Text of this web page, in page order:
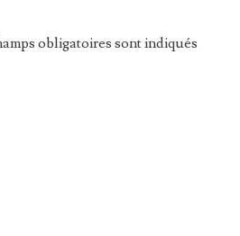
obligatoires sont indiqués